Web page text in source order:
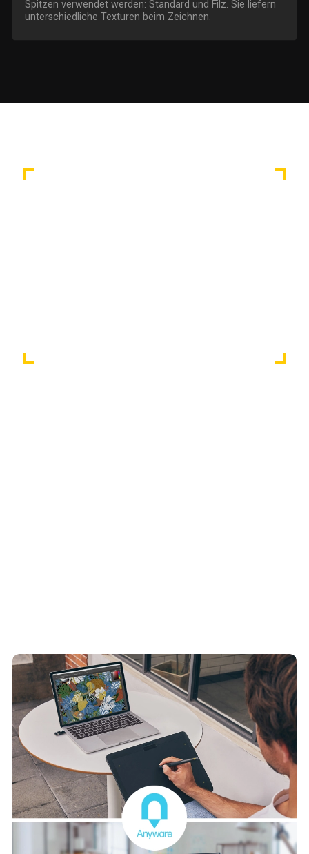
Spitzen verwendet werden: Standard und Filz. Sie liefern
unterschiedliche Texturen beim Zeichnen.